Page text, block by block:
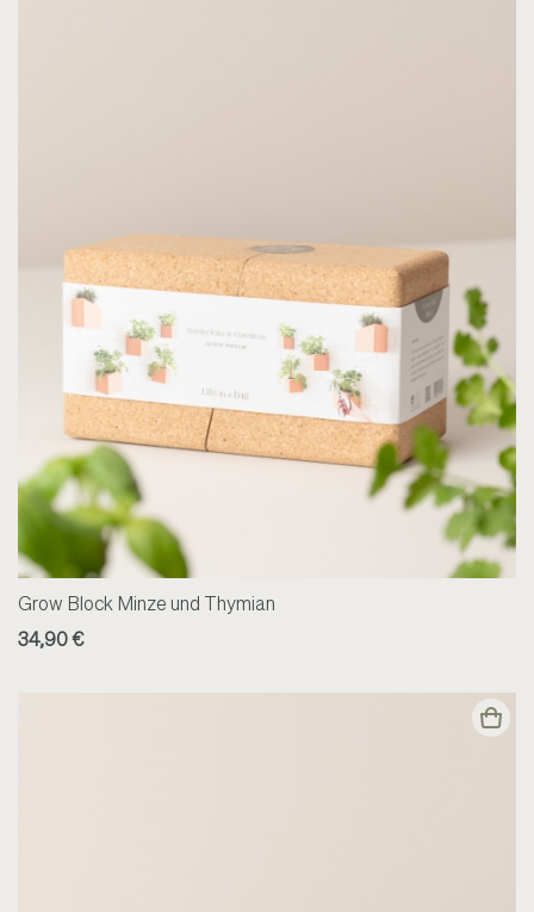
Grow Block Minze und Thymian
34,90 €